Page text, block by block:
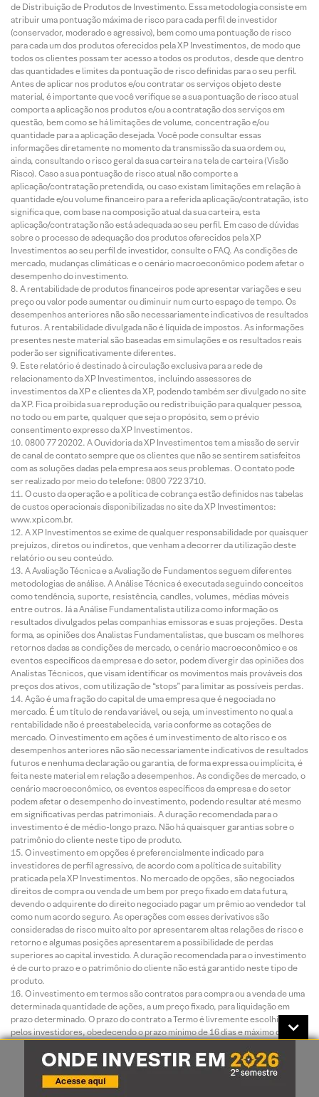
de Distribuição de Produtos de Investimento. Essa metodologia consiste em
atribuir uma pontuação máxima de risco para cada perfil de investidor
(conservador, moderado e agressivo), bem como uma pontuação de risco
para cada um dos produtos oferecidos pela XP Investimentos, de modo que
todos os clientes possam ter acesso a todos os produtos, desde que dentro
das quantidades e limites da pontuação de risco definidas para o seu perfil.
Antes de aplicar nos produtos e/ou contratar os serviços objeto deste
material, é importante que você verifique se a sua pontuação de risco atual
comporta a aplicação nos produtos e/ou a contratação dos serviços em
questão, bem como se há limitações de volume, concentração e/ou
quantidade para a aplicação desejada. Você pode consultar essas
informações diretamente no momento da transmissão da sua ordem ou,
ainda, consultando o risco geral da sua carteira na tela de carteira (Visão
Risco). Caso a sua pontuação de risco atual não comporte a
aplicação/contratação pretendida, ou caso existam limitações em relação à
quantidade e/ou volume financeiro para a referida aplicação/contratação, isto
significa que, com base na composição atual da sua carteira, esta
aplicação/contratação não está adequada ao seu perfil. Em caso de dúvidas
sobre o processo de adequação dos produtos oferecidos pela XP
Investimentos ao seu perfil de investidor, consulte o FAQ. As condições de
mercado, mudanças climáticas e o cenário macroeconômico podem afetar o
desempenho do investimento.
A rentabilidade de produtos financeiros pode apresentar variações e seu
preço ou valor pode aumentar ou diminuir num curto espaço de tempo. Os
desempenhos anteriores não são necessariamente indicativos de resultados
futuros. A rentabilidade divulgada não é líquida de impostos. As informações
presentes neste material são baseadas em simulações e os resultados reais
poderão ser significativamente diferentes.
Este relatório é destinado à circulação exclusiva para a rede de
relacionamento da XP Investimentos, incluindo assessores de
investimentos da XP e clientes da XP, podendo também ser divulgado no site
da XP. Fica proibida sua reprodução ou redistribuição para qualquer pessoa,
no todo ou em parte, qualquer que seja o propósito, sem o prévio
consentimento expresso da XP Investimentos.
0800 77 20202. A Ouvidoria da XP Investimentos tem a missão de servir
de canal de contato sempre que os clientes que não se sentirem satisfeitos
com as soluções dadas pela empresa aos seus problemas. O contato pode
ser realizado por meio do telefone: 0800 722 3710.
O custo da operação e a política de cobrança estão definidos nas tabelas
de custos operacionais disponibilizadas no site da XP Investimentos:
www.xpi.com.br.
A XP Investimentos se exime de qualquer responsabilidade por quaisquer
prejuízos, diretos ou indiretos, que venham a decorrer da utilização deste
relatório ou seu conteúdo.
A Avaliação Técnica e a Avaliação de Fundamentos seguem diferentes
metodologias de análise. A Análise Técnica é executada seguindo conceitos
como tendência, suporte, resistência, candles, volumes, médias móveis
entre outros. Já a Análise Fundamentalista utiliza como informação os
resultados divulgados pelas companhias emissoras e suas projeções. Desta
forma, as opiniões dos Analistas Fundamentalistas, que buscam os melhores
retornos dadas as condições de mercado, o cenário macroeconômico e os
eventos específicos da empresa e do setor, podem divergir das opiniões dos
Analistas Técnicos, que visam identificar os movimentos mais prováveis dos
preços dos ativos, com utilização de “stops” para limitar as possíveis perdas.
Ação é uma fração do capital de uma empresa que é negociada no
mercado. É um título de renda variável, ou seja, um investimento no qual a
rentabilidade não é preestabelecida, varia conforme as cotações de
mercado. O investimento em ações é um investimento de alto risco e os
desempenhos anteriores não são necessariamente indicativos de resultados
futuros e nenhuma declaração ou garantia, de forma expressa ou implícita, é
feita neste material em relação a desempenhos. As condições de mercado, o
cenário macroeconômico, os eventos específicos da empresa e do setor
podem afetar o desempenho do investimento, podendo resultar até mesmo
em significativas perdas patrimoniais. A duração recomendada para o
investimento é de médio-longo prazo. Não há quaisquer garantias sobre o
patrimônio do cliente neste tipo de produto.
O investimento em opções é preferencialmente indicado para
investidores de perfil agressivo, de acordo com a política de suitability
praticada pela XP Investimentos. No mercado de opções, são negociados
direitos de compra ou venda de um bem por preço fixado em data futura,
devendo o adquirente do direito negociado pagar um prêmio ao vendedor tal
como num acordo seguro. As operações com esses derivativos são
consideradas de risco muito alto por apresentarem altas relações de risco e
retorno e algumas posições apresentarem a possibilidade de perdas
superiores ao capital investido. A duração recomendada para o investimento
é de curto prazo e o patrimônio do cliente não está garantido neste tipo de
produto.
O investimento em termos são contratos para compra ou a venda de uma
determinada quantidade de ações, a um preço fixado, para liquidação em
prazo determinado. O prazo do contrato a Termo é livremente escolhido
pelos investidores, obedecendo o prazo mínimo de 16 dias e máximo de 999
correspondente aos juros – que são fixados livremente em mercado, em
função do prazo do contrato. Toda transação a termo requer um depósito de
garantia. Essas garantias são prestadas em duas formas: cobertura ou